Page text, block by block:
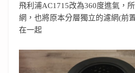
飛利浦AC1715改為360度進氣，
網，也將原本分層獨立的濾網(前
在一起